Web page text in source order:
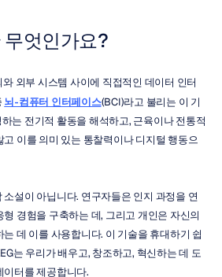
엇인가요?
외부 시스템 사이에 직접적인 데이터 인터
뇌-컴퓨터 인터페이스(BCI)라고 불리는 이 기
는 전기적 활동을 해석하고, 근육이나 전통적
이를 의미 있는 통찰력이나 디지털 행동으
설이 아닙니다. 연구자들은 인지 과정을 연
경험을 구축하는 데, 그리고 개인은 자신의
데 이를 사용합니다. 이 기술을 휴대하기 쉽
는 우리가 배우고, 창조하고, 혁신하는 데 도
이터를 제공합니다.